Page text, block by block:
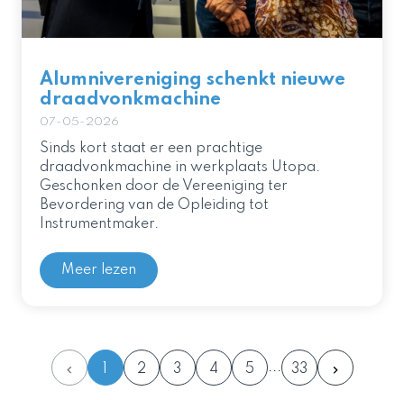
Alumnivereniging schenkt nieuwe
draadvonkmachine
07-05-2026
Sinds kort staat er een prachtige
draadvonkmachine in werkplaats Utopa.
Geschonken door de Vereeniging ter
Bevordering van de Opleiding tot
Instrumentmaker.
Meer lezen
1 2 3 4 5 33